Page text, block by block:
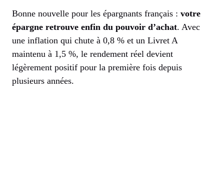
Bonne nouvelle pour les épargnants français : votre
épargne retrouve enfin du pouvoir d’achat. Avec
une inflation qui chute à 0,8 % et un Livret A
maintenu à 1,5 %, le rendement réel devient
légèrement positif pour la première fois depuis
plusieurs années.